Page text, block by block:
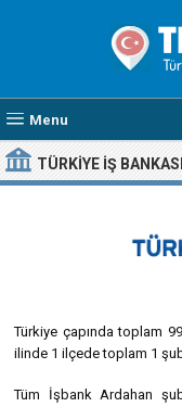
Menu
TÜRKIYE İŞ
Türkiye çapında toplam
ilinde 1 ilçede toplam 1
Tüm İşbank Ardahan